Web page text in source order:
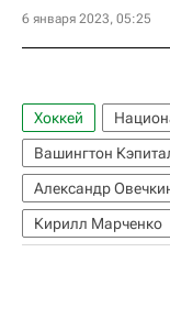
6 января 2023, 05:25
Хоккей
Вашингтон
Александр
Кирилл Марченко